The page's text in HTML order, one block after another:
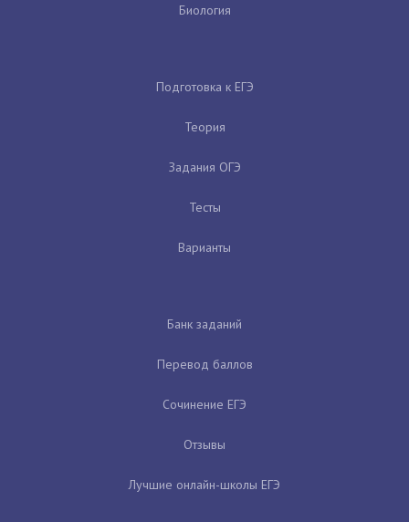
Биология
Подготовка к ЕГЭ
Теория
Задания ОГЭ
Тесты
Варианты
Банк заданий
Перевод баллов
Сочинение ЕГЭ
Отзывы
Лучшие онлайн-школы ЕГЭ